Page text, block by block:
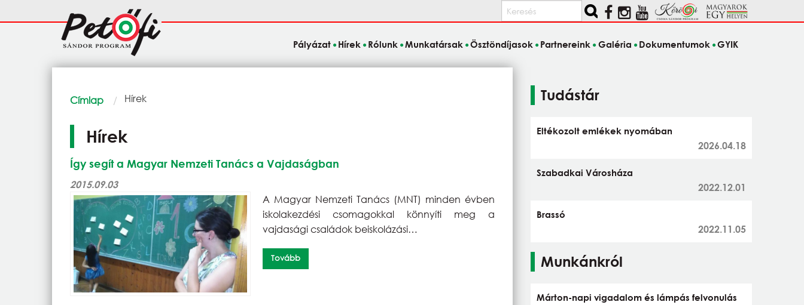
Keresés
Fő
navigáció
Pályázat Hírek Rólunk Munkatársak Ösztöndíjasok Partnereink Galéria Dokumentumok GYIK
Morzsa
Címlap Current:
Hírek
Hírek
Így segít a Magyar Nemzeti Tanács a Vajdaságban
2015.09.03
A Magyar Nemzeti Tanács (MNT) minden évben
iskolakezdési csomagokkal könnyíti meg a
vajdasági családok beiskolázási…
Tovább
Tudástár
Eltékozolt emlékek nyomában
2026.04.18
Szabadkai Városháza
2022.12.01
Brassó
2022.11.05
Munkánkról
Márton-napi vigadalom és lámpás felvonulás